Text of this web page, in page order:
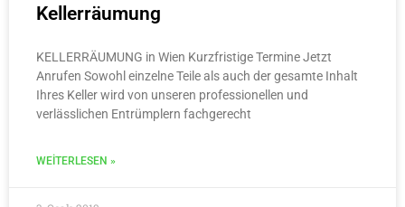
Kellerräumung
KELLERRÄUMUNG in Wien Kurzfristige Termine Jetzt
Anrufen Sowohl einzelne Teile als auch der gesamte Inhalt
Ihres Keller wird von unseren professionellen und
verlässlichen Entrümplern fachgerecht
WEITERLESEN »